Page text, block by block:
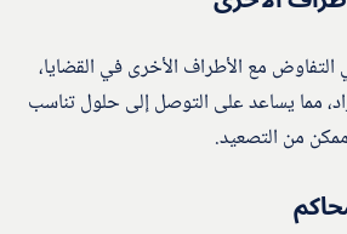
مع الأطراف الأخرى في القضايا،
مما يساعد على التوصل إلى حلول تناسب
من التصعيد.